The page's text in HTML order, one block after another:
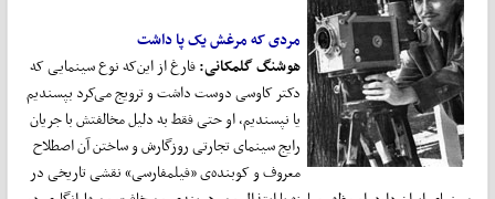
مردی که مرغش یک پا داشت
هوشنگ گلمکانی:فارغ از این‌که نوع سینمایی که
دکتر کاوسی دوست داشت و ترویج می‌کرد بپسندیم
یا نپسندیم، او حتی فقط به دلیل مخالفتش با جریان
رایج سینمای تجارتی روزگارش و ساختن آن اصطلاح
معروف و کوبنده‌ی «فیلمفارسی» نقشی تاریخی در